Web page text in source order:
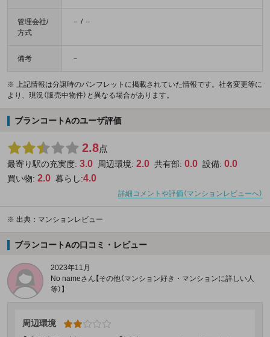
管理会社/
方式
－ / －
備考 －
※ 上記情報は分譲時のパンフレットに掲載されていた情報です。社名変更等に
より、現況（販売中物件）と異なる場合があります。
ブランコートAのユーザ評価
2.8点
最寄り駅の充実度: 3.0 周辺環境: 2.0 共有部: 0.0 設備: 0.0
買い物: 2.0 暮らし:4.0
詳細コメントや評価（マンションレビューへ）
※ 出典：マンションレビュー
ブランコートAの口コミ・レビュー
2023年11月
No nameさん【その他（マンション好き・マンションに詳しい人
等）】
周辺環境